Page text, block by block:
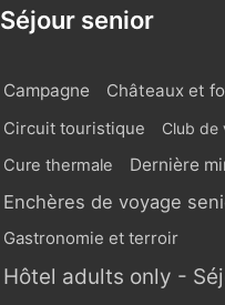
Séjour senior
Campagne Châteaux et
Circuit touristique
Club de
Cure thermale Dernière
Enchères de voyage
Gastronomie et terroir
Hôtel adults only -